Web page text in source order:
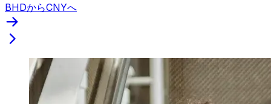
BHDからCNYへ